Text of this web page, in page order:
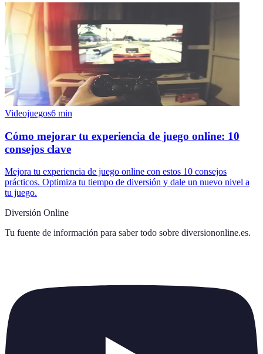
Videojuegos6 min
Cómo mejorar tu experiencia de juego online: 10
consejos clave
Mejora tu experiencia de juego online con estos 10 consejos
prácticos. Optimiza tu tiempo de diversión y dale un nuevo nivel a
tu juego.
Diversión Online
Tu fuente de información para saber todo sobre diversiononline.es.